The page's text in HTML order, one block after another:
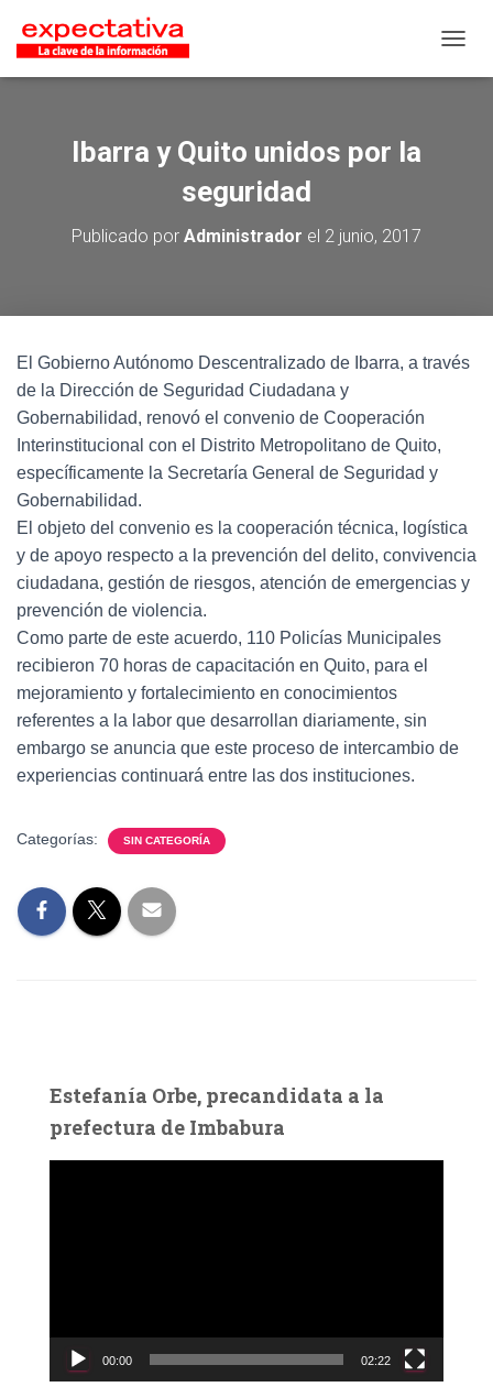
Ibarra y Quito unidos por la
seguridad
Publicado por Administrador el 2 junio, 2017
El Gobierno Autónomo Descentralizado de Ibarra, a través
de la Dirección de Seguridad Ciudadana y
Gobernabilidad, renovó el convenio de Cooperación
Interinstitucional con el Distrito Metropolitano de Quito,
específicamente la Secretaría General de Seguridad y
Gobernabilidad.
El objeto del convenio es la cooperación técnica, logística
y de apoyo respecto a la prevención del delito, convivencia
ciudadana, gestión de riesgos, atención de emergencias y
prevención de violencia.
Como parte de este acuerdo, 110 Policías Municipales
recibieron 70 horas de capacitación en Quito, para el
mejoramiento y fortalecimiento en conocimientos
referentes a la labor que desarrollan diariamente, sin
embargo se anuncia que este proceso de intercambio de
experiencias continuará entre las dos instituciones.
Categorías: SIN CATEGORÍA
Estefanía Orbe, precandidata a la
prefectura de Imbabura
c
00:00 02:22